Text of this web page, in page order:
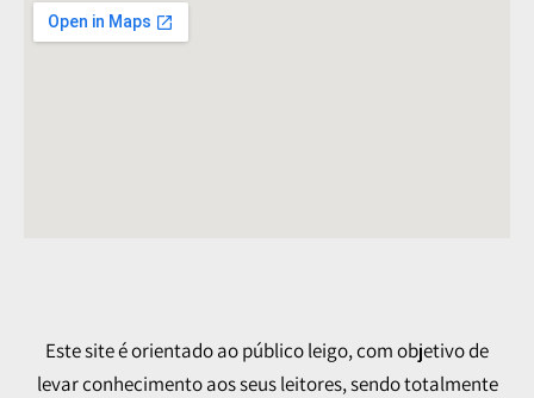
Este site é orientado ao público leigo, com objetivo de
levar conhecimento aos seus leitores, sendo totalmente